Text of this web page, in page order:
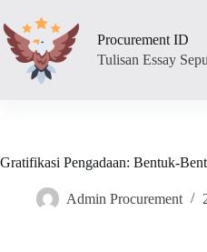
to
content
Procurement ID
Tulisan Essay
Gratifikasi Pengadaan: Bentuk-
Admin Procurement